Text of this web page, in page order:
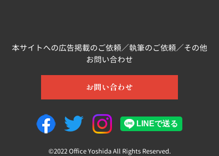
本サイトへの広告掲載のご依頼／執筆のご依頼／その他
お問い合わせ
お問い合わせ
©2022 Office Yoshida All Rights Reserved.